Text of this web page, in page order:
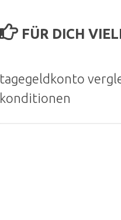
FÜR DICH
tagegeldkonto
konditionen